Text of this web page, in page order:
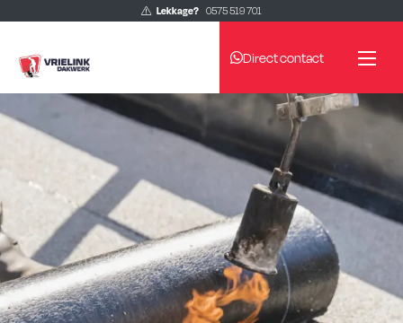
Lekkage? 0575 519 701
Direct contact